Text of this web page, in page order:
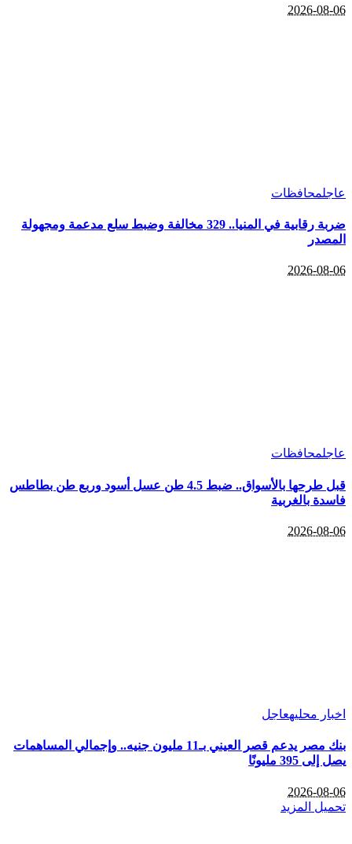
2026-08-06
عاجلمحافظات
ضربة رقابية في المنيا.. 329 مخالفة وضبط سلع مدعمة ومجهولة
المصدر
2026-08-06
عاجلمحافظات
قبل طرحها بالأسواق.. ضبط 4.5 طن عسل أسود وربع طن بطاطس
فاسدة بالغربية
2026-08-06
اخبار محليهعاجل
بنك مصر يدعم قصر العيني بـ11 مليون جنيه.. وإجمالي المساهمات
يصل إلى 395 مليونًا
2026-08-06
تحميل المزيد